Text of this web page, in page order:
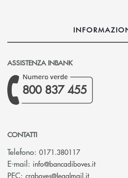
ASSISTENZA INBANK
800 837 455
CONTATTI
Telefono: 0171.380117
E-mail: info@bancadiboves.it(si apre
PEC: craboves@legalmail.it(si apre